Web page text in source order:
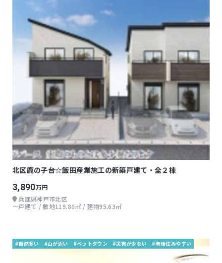
北区鹿の子台☆飯田産業施工の新築戸建て・全２棟
3,890万円
兵庫県神戸市北区
一戸建て / 敷地119.80㎡ / 建物95.63㎡
#自然多い #山が近い #ベットタウン #災害が少ない #老後住みやすい